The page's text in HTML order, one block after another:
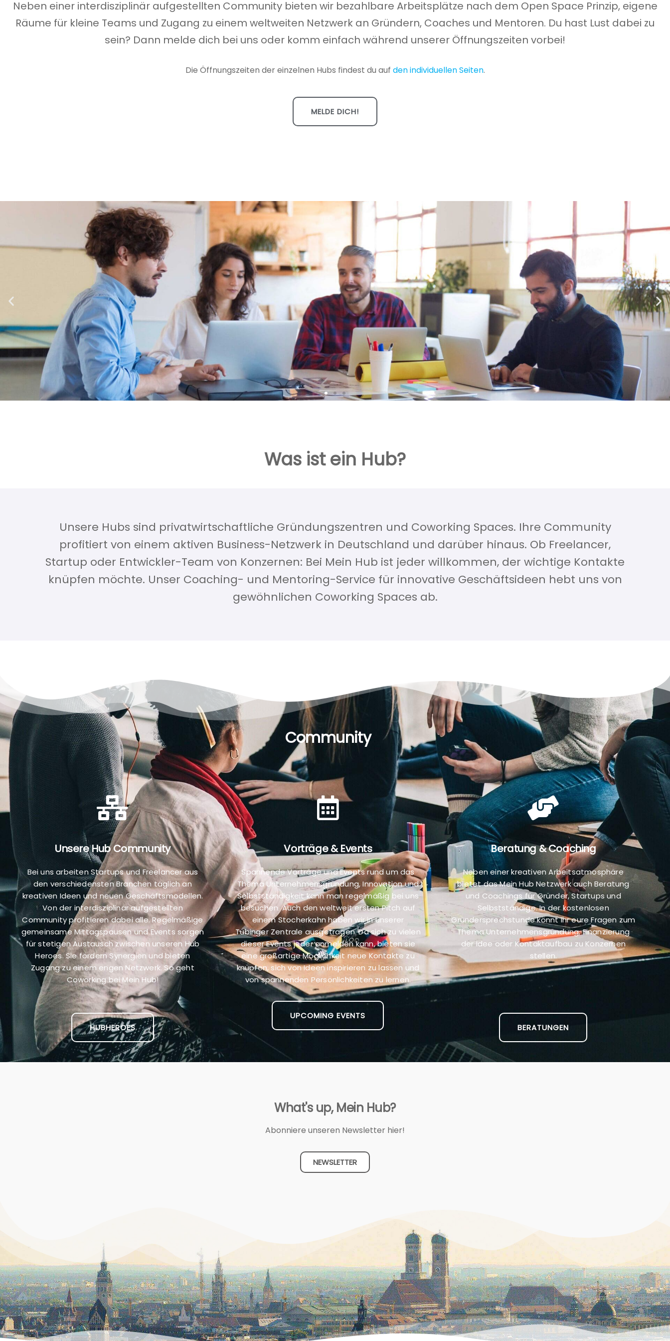
Unternehmen zu
wachsen.
Neben einer interdisziplinär aufgestellten Community bieten wir bezahlbare Arbeitsplätze nach dem Open Space Prinzip, eigene
Räume für kleine Teams und Zugang zu einem weltweiten Netzwerk an Gründern, Coaches und Mentoren. Du hast Lust dabei zu
sein? Dann melde dich bei uns oder komm einfach während unserer Öffnungszeiten vorbei!
Die Öffnungszeiten der einzelnen Hubs findest du auf den individuellen Seiten.
MELDE DICH!
Coworking heißt für uns 800m² voller Kreativität, Fleiß, Teamgeist, Austausch und guter Laune. Neben
Was ist ein Hub?
Unsere Hubs sind privatwirtschaftliche Gründungszentren und Coworking Spaces. Ihre Community
profitiert von einem aktiven Business-Netzwerk in Deutschland und darüber hinaus. Ob Freelancer,
Startup oder Entwickler-Team von Konzernen: Bei Mein Hub ist jeder willkommen, der wichtige Kontakte
knüpfen möchte. Unser Coaching- und Mentoring-Service für innovative Geschäftsideen hebt uns von
gewöhnlichen Coworking Spaces ab.
Community
Unsere Hub Community
Bei uns arbeiten Startups und Freelancer aus
den verschiedensten Branchen täglich an
kreativen Ideen und neuen Geschäftsmodellen.
Von der interdisziplinär aufgestellten
Community profitieren dabei alle. Regelmäßige
gemeinsame Mittagspausen und Events sorgen
für stetigen Austausch zwischen unseren Hub
Heroes. Sie fördern Synergien und bieten
Zugang zu einem engen Netzwerk. So geht
Coworking bei Mein Hub!
HUBHEROES
Vorträge & Events
Spannende Vorträge und Events rund um das
Thema Unternehmensgründung, Innovation und
Selbstständigkeit kann man regelmäßig bei uns
besuchen. Auch den weltweit ersten Pitch auf
einem Stocherkahn haben wir in unserer
Tübinger Zentrale ausgetragen. Da sich zu vielen
dieser Events jeder anmelden kann, bieten sie
eine großartige Möglichkeit neue Kontakte zu
knüpfen, sich von Ideen inspirieren zu lassen und
von spannenden Persönlichkeiten zu lernen.
UPCOMING EVENTS
Beratung & Coaching
Neben einer kreativen Arbeitsatmosphäre
bietet das Mein Hub Netzwerk auch Beratung
und Coachings für Gründer, Startups und
Selbstständige. In der kostenlosen
Gründersprechstunde könnt ihr eure Fragen zum
Thema Unternehmensgründung, Finanzierung
der Idee oder Kontaktaufbau zu Konzernen
stellen.
BERATUNGEN
What's up, Mein Hub?
Abonniere unseren Newsletter hier!
NEWSLETTER